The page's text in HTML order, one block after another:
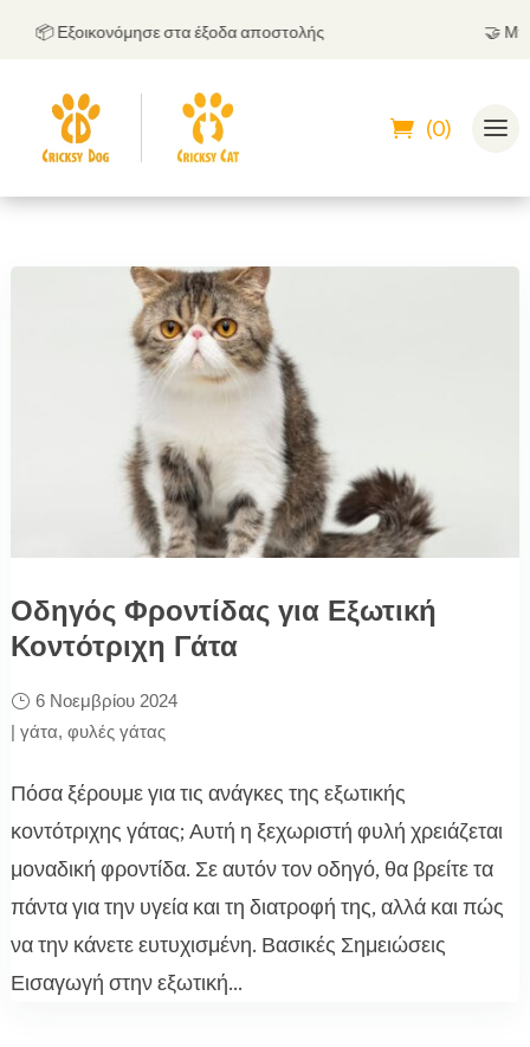
📦 Εξοικονόμησε στα έξοδα αποστολής
(0)
Οδηγός Φροντίδας για Εξωτική
Κοντότριχη Γάτα
6 Νοεμβρίου 2024
| γάτα, φυλές γάτας
Πόσα ξέρουμε για τις ανάγκες της εξωτικής
κοντότριχης γάτας; Αυτή η ξεχωριστή φυλή χρειάζεται
μοναδική φροντίδα. Σε αυτόν τον οδηγό, θα βρείτε τα
πάντα για την υγεία και τη διατροφή της, αλλά και πώς
να την κάνετε ευτυχισμένη. Βασικές Σημειώσεις
Εισαγωγή στην εξωτική...